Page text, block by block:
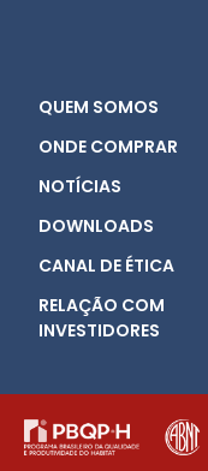
QUEM SOMOS
ONDE COMPRAR
NOTÍCIAS
DOWNLOADS
CANAL DE ÉTICA
RELAÇÃO COM
INVESTIDORES